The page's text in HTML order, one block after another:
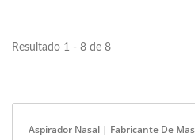
Resultado 1 - 8 de 8
Aspirador Nasal | Fabricante De